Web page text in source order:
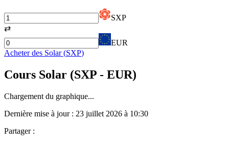
SXP
⇄
EUR
Acheter des Solar(SXP)
Cours Solar (SXP - EUR)
Chargement du graphique...
Dernière mise à jour : 23 juillet 2026 à 10:30
Partager :